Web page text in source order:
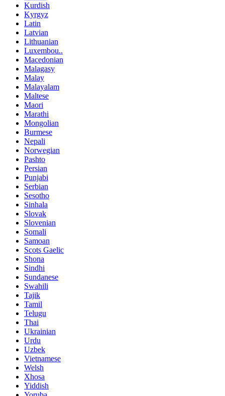
Kurdish
Kyrgyz
Latin
Latvian
Lithuanian
Luxembou..
Macedonian
Malagasy
Malay
Malayalam
Maltese
Maori
Marathi
Mongolian
Burmese
Nepali
Norwegian
Pashto
Persian
Punjabi
Serbian
Sesotho
Sinhala
Slovak
Slovenian
Somali
Samoan
Scots Gaelic
Shona
Sindhi
Sundanese
Swahili
Tajik
Tamil
Telugu
Thai
Ukrainian
Urdu
Uzbek
Vietnamese
Welsh
Xhosa
Yiddish